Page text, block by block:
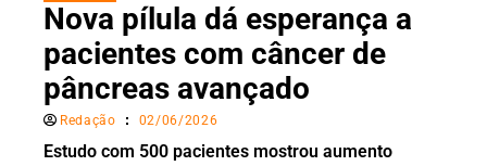
Nova pílula dá esperança a
pacientes com câncer de
pâncreas avançado
Redação 02/06/2026
Estudo com 500 pacientes mostrou aumento